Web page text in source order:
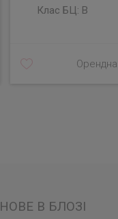
Клас БЦ: B
Орендна
НОВЕ В БЛОЗІ